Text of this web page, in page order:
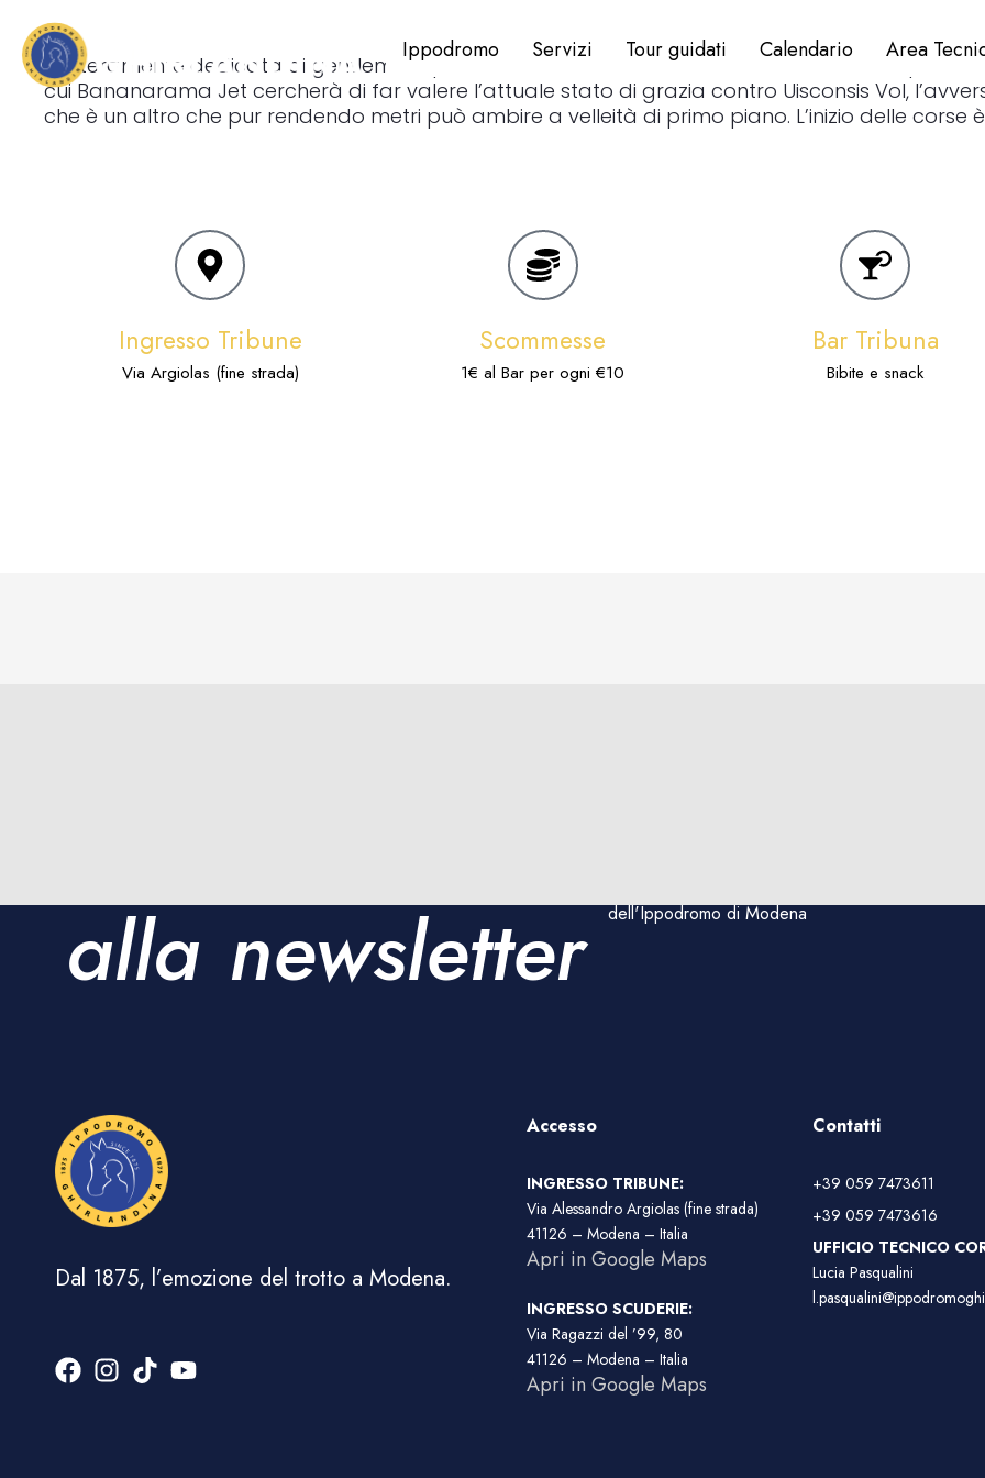
Ippodromo Servizi Tour guidati Calendario Area
E’ interamente dedicata ai gentlemen questo martedì di corse al trotto. Le corse sono quasi
cui Bananarama Jet cercherà di far valere l’attuale stato di grazia contro Uisconsis Vol,
che è un altro che pur rendendo metri può ambire a velleità di primo piano. L’inizio delle corse
Ingresso Tribune
Via Argiolas (fine strada)
Scommesse
1€ al Bar per ogni €10
Bar Tribuna
Bibite e snack
alla newsletter
dell'Ippodromo di Modena
Dal 1875, l’emozione del trotto a Modena.
Accesso
INGRESSO TRIBUNE:
Via Alessandro Argiolas (fine strada)
41126 – Modena – Italia
Apri in Google Maps
INGRESSO SCUDERIE:
Via Ragazzi del ’99, 80
41126 – Modena – Italia
Apri in Google Maps
Contatti
+39 059 7473611
+39 059 7473616
UFFICIO TECNICO
Lucia Pasqualini